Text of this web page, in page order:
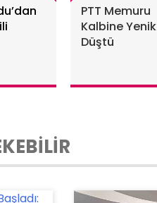
PTT Memuru
Kalbine Yenik
Düştü